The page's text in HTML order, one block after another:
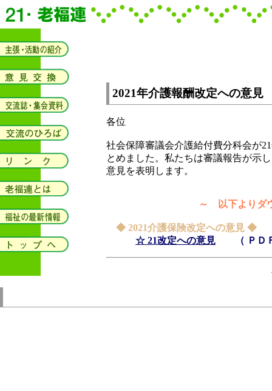
2021年介護報酬改定への意見
各位
社会保障審議会介護給付費分科会が
とめました。私たちは審議報告が示
意見を表明します。
～ 以下よりダ
◆ 2021介護保険改定への意見 ◆
☆ 21改定への意見 （ ＰＤ